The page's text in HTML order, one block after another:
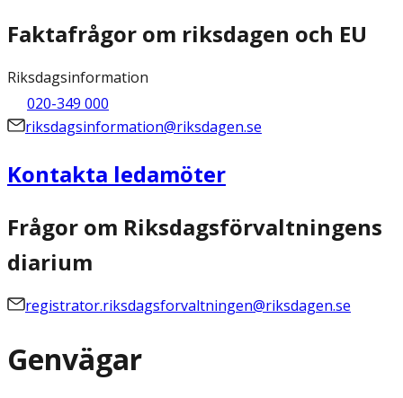
Faktafrågor om riksdagen och EU
Riksdagsinformation
020-349 000
riksdagsinformation@riksdagen.se
Kontakta ledamöter
Frågor om Riksdagsförvaltningens
diarium
registrator.riksdagsforvaltningen@riksdagen.se
Genvägar